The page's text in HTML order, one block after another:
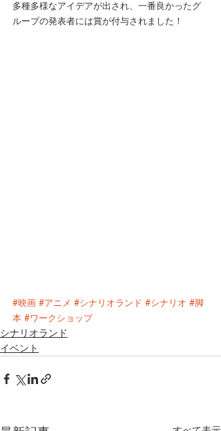
多種多様なアイデアが出され、一番良かったグ
ループの発表者には賞が付与されました！
#映画 #アニメ #シナリオランド #シナリオ #脚
本 #ワークショップ
シナリオランド
イベント